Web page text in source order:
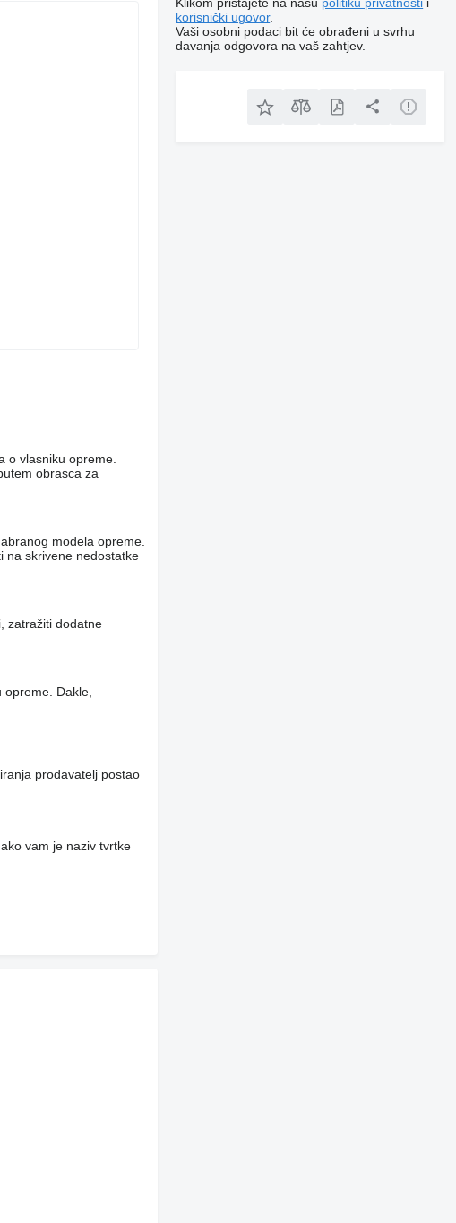
o vlasniku opreme.
obrasca za
modela opreme.
​​na skrivene nedostatke
zatražiti dodatne
Dakle,
prodavatelj postao
vam je naziv tvrtke
korisnički ugovor.
Vaši osobni podaci bit će obrađeni u svrhu
davanja odgovora na vaš zahtjev.